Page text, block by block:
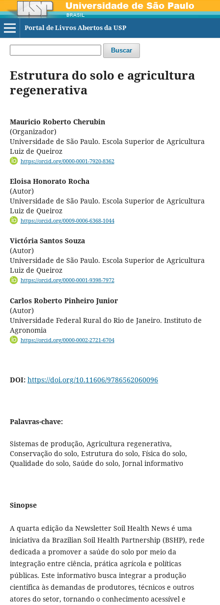
Portal de Livros Abertos da USP
Buscar
Estrutura do solo e agricultura
regenerativa
Mauricio Roberto Cherubin
(Organizador)
Universidade de São Paulo. Escola Superior de Agricultura
Luiz de Queiroz
https://orcid.org/0000-0001-7920-8362
Eloisa Honorato Rocha
(Autor)
Universidade de São Paulo. Escola Superior de Agricultura
Luiz de Queiroz
https://orcid.org/0009-0006-6368-1044
Victória Santos Souza
(Autor)
Universidade de São Paulo. Escola Superior de Agricultura
Luiz de Queiroz
https://orcid.org/0000-0001-9398-7972
Carlos Roberto Pinheiro Junior
(Autor)
Universidade Federal Rural do Rio de Janeiro. Instituto de
Agronomia
https://orcid.org/0000-0002-2721-6704
DOI: https://doi.org/10.11606/9786562060096
Palavras-chave:
Sistemas de produção, Agricultura regenerativa,
Conservação do solo, Estrutura do solo, Física do solo,
Qualidade do solo, Saúde do solo, Jornal informativo
Sinopse
A quarta edição da Newsletter Soil Health News é uma
iniciativa da Brazilian Soil Health Partnership (BSHP), rede
dedicada a promover a saúde do solo por meio da
integração entre ciência, prática agrícola e políticas
públicas. Este informativo busca integrar a produção
científica às demandas de produtores, técnicos e outros
atores do setor, tornando o conhecimento acessível e